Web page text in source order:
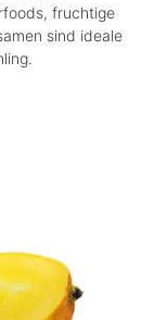
fruchtige
sind ideale